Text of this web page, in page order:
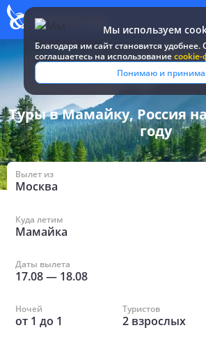
Мы используем
Благодаря им сайт становится
соглашаетесь на использованиеcookie-
Понимаю и
Все туры и путевки / Россия / в
Туры в Мамайку, Россия
году
Вылет из
Москва
Куда летим
Мамайка
Даты вылета
17.08— 18.08
Ночей
от 1 до 1
Туристов
2 взрослых